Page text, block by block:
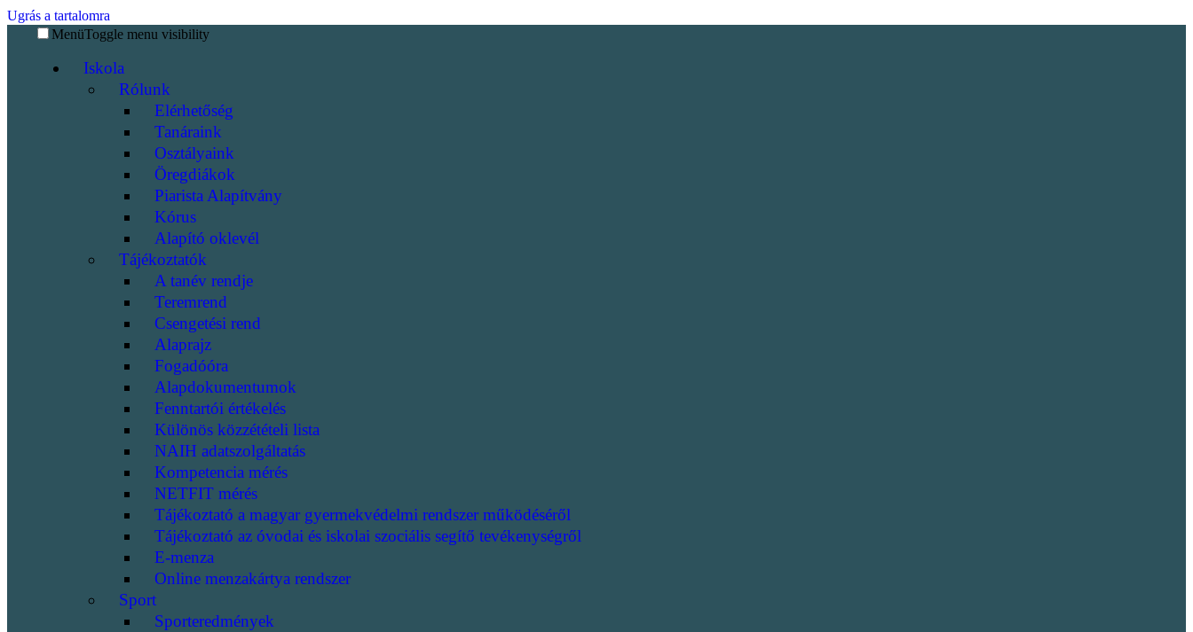
Ugrás a tartalomra
MenüToggle menu visibility
Iskola
Rólunk
Elérhetőség
Tanáraink
Osztályaink
Öregdiákok
Piarista Alapítvány
Kórus
Alapító oklevél
Tájékoztatók
A tanév rendje
Teremrend
Csengetési rend
Alaprajz
Fogadóóra
Alapdokumentumok
Fenntartói értékelés
Különös közzétételi lista
NAIH adatszolgáltatás
Kompetencia mérés
NETFIT mérés
Tájékoztató a magyar gyermekvédelmi rendszer működéséről
Tájékoztató az óvodai és iskolai szociális segítő tevékenységről
E-menza
Online menzakártya rendszer
Sport
Sporteredmények